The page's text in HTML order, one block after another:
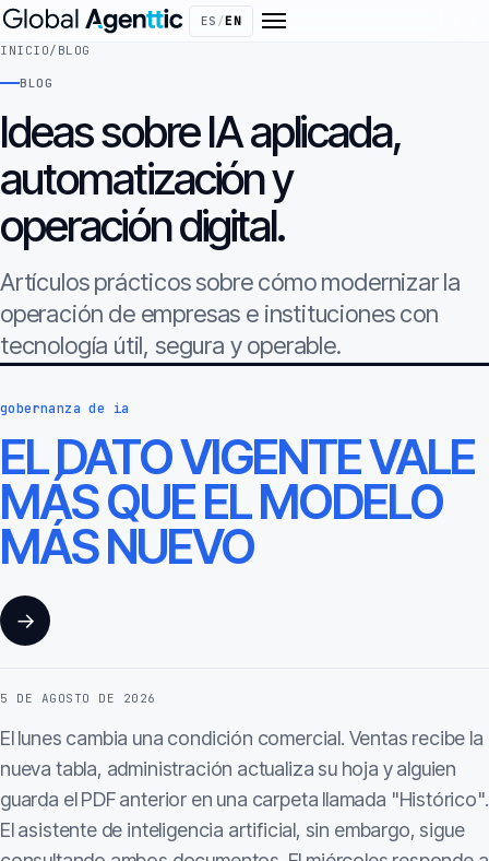
ES /EN
INICIO/ BLOG
BLOG
Ideas sobre IA aplicada,
automatización y
operación digital.
Artículos prácticos sobre cómo modernizar la
operación de empresas e instituciones con
tecnología útil, segura y operable.
gobernanza de ia
EL DATO VIGENTE VALE
MÁS QUE EL MODELO
MÁS NUEVO
→
5 DE AGOSTO DE 2026
El lunes cambia una condición comercial. Ventas recibe la
nueva tabla, administración actualiza su hoja y alguien
guarda el PDF anterior en una carpeta llamada "Histórico".
El asistente de inteligencia artificial, sin embargo, sigue